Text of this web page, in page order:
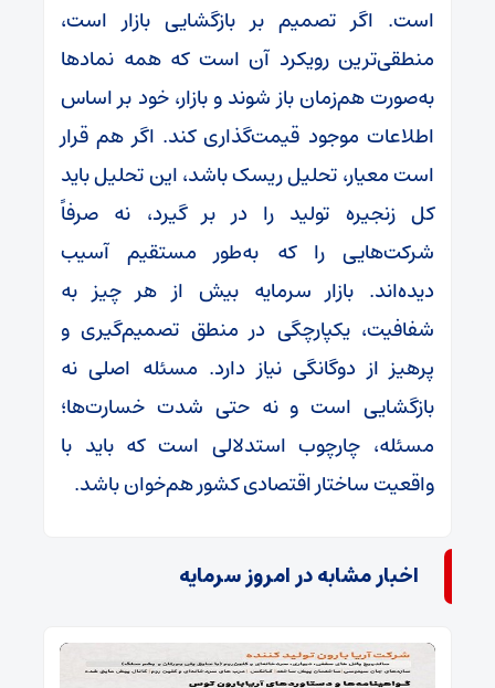
است. اگر تصمیم بر بازگشایی بازار است،
منطقی‌ترین رویکرد آن است که همه نماد‌ها
به‌صورت هم‌زمان باز شوند و بازار، خود بر اساس
اطلاعات موجود قیمت‌گذاری کند. اگر هم قرار
است معیار، تحلیل ریسک باشد، این تحلیل باید
کل زنجیره تولید را در بر گیرد، نه صرفاً
شرکت‌هایی را که به‌طور مستقیم آسیب
دیده‌اند. بازار سرمایه بیش از هر چیز به
شفافیت، یکپارچگی در منطق تصمیم‌گیری و
پرهیز از دوگانگی نیاز دارد. مسئله اصلی نه
بازگشایی است و نه حتی شدت خسارت‌ها؛
مسئله، چارچوب استدلالی است که باید با
واقعیت ساختار اقتصادی کشور هم‌خوان باشد.
اخبار مشابه در امروز سرمایه